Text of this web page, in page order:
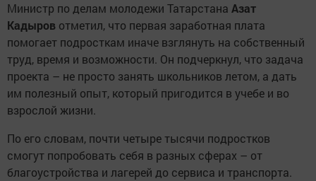
Министр по делам молодежи Татарстана Азат
Кадыров отметил, что первая заработная плата
помогает подросткам иначе взглянуть на собственный
труд, время и возможности. Он подчеркнул, что задача
проекта – не просто занять школьников летом, а дать
им полезный опыт, который пригодится в учебе и во
взрослой жизни.
По его словам, почти четыре тысячи подростков
смогут попробовать себя в разных сферах – от
благоустройства и лагерей до сервиса и транспорта.